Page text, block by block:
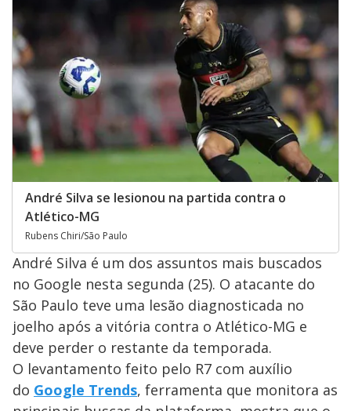
André Silva se lesionou na partida contra o
Atlético-MG
Rubens Chiri/São Paulo
André Silva é um dos assuntos mais buscados
no Google nesta segunda (25). O atacante do
São Paulo teve uma lesão diagnosticada no
joelho após a vitória contra o Atlético-MG e
deve perder o restante da temporada.
O levantamento feito pelo R7 com auxílio
do Google Trends, ferramenta que monitora as